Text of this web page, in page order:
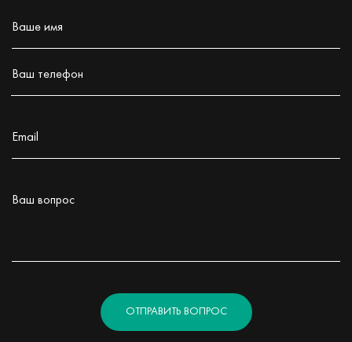
Ваше имя
Ваш телефон
Email
Ваш вопрос
ОТПРАВИТЬ ВОПРОС